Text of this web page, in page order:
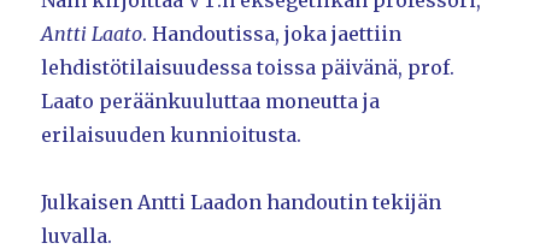
Antti Laato. Handoutissa, joka jaettiin
lehdistötilaisuudessa toissa päivänä, prof.
Laato peräänkuuluttaa moneutta ja
erilaisuuden kunnioitusta.
Julkaisen Antti Laadon handoutin tekijän
luvalla.